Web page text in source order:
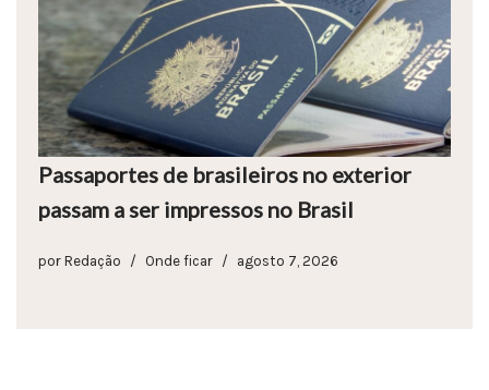
Passaportes de brasileiros no exterior
passam a ser impressos no Brasil
por Redação Onde ficar agosto 7, 2026